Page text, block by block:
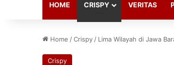
HOME CRISPY VERITAS
Home /Crispy / Lima Wilayah di Jawa
Crispy